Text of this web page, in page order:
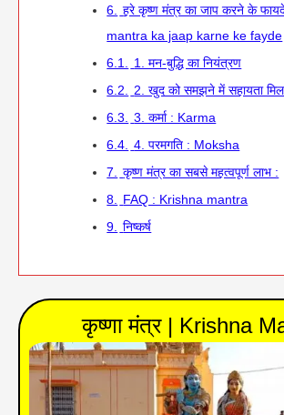
6.
हरे कृष्ण मंत्र का जाप करने के
mantra ka jaap karne ke fayde
6.1.
1. मन-बुद्धि का नियंत्रण
6.2.
2. खुद को समझने में सहायता
6.3.
3. कर्मा : Karma
6.4.
4. परमगति : Moksha
7.
कृष्ण मंत्र का सबसे महत्वपूर्ण लाभ :
8.
FAQ : Krishna mantra
9.
निष्कर्ष
कृष्णा मंत्र | Krishna